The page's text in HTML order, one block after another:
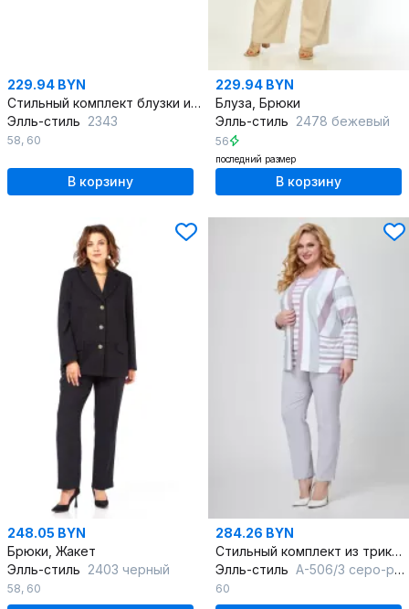
229.94 BYN
Стильный комплект блузки и брюк из вискозы с декоративными разрезами
Элль-стиль 2343
58, 60
В корзину
229.94 BYN
Блуза, Брюки
Элль-стиль 2478 бежевый
56
последний размер
В корзину
248.05 BYN
Брюки, Жакет
Элль-стиль 2403 черный
58, 60
284.26 BYN
Стильный комплект из трикотажа: жакет, блуза и брюки
Элль-стиль А-506/3 серо-розовый
60